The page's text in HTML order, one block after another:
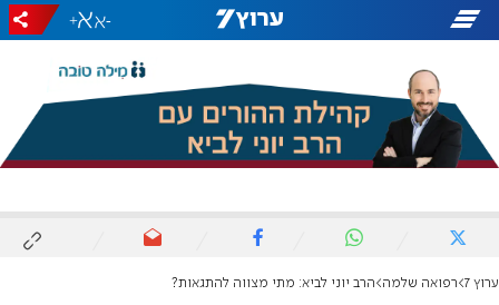
-
+
ערוץ 7 רפואה שלמה הרב יוני לביא: מתי מצווה להתגאות?